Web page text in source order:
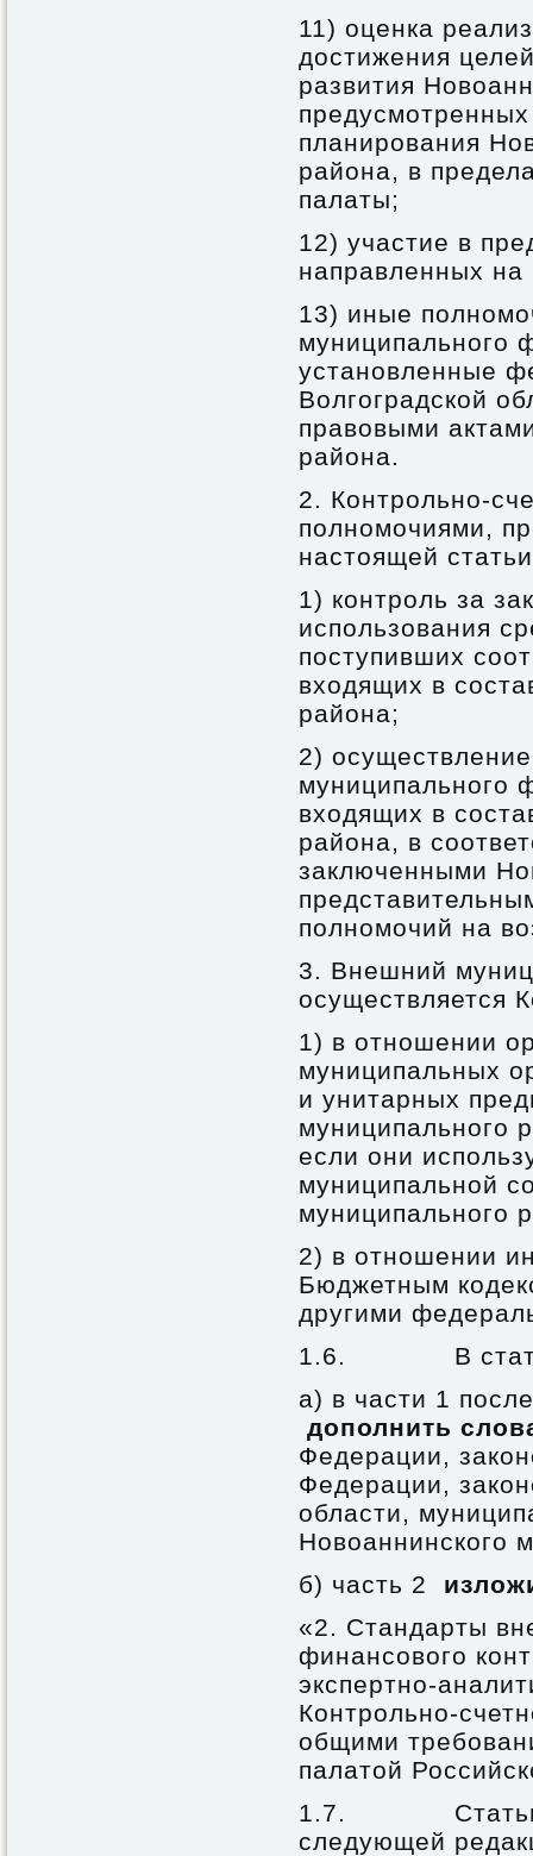
11) оценка
достижения
развития
предусмотренных
планирования
района, в
палаты;
12) участие в
направленных на
13) иные
муниципального
установленные
Волгоградской
правовыми
района.
2. Контрольно-
полномочиями,
настоящей
1) контроль за
использования
поступивших
входящих в
района;
2)
муниципального
входящих в
района, в
заключенными
полномочий на
3. Внешний
осуществляется
1) в отношении
муниципальных
и унитарных
муниципального
если они
муниципальной
муниципального
2) в отношении
Бюджетным
другими
1.6. В статье
а) в части 1
дополнить
Федерации,
Федерации,
области,
Новоаннинского
б) часть 2
«2. Стандарты
финансового
экспертно-
Контрольно-
общими
палатой
1.7. Статью
следующей